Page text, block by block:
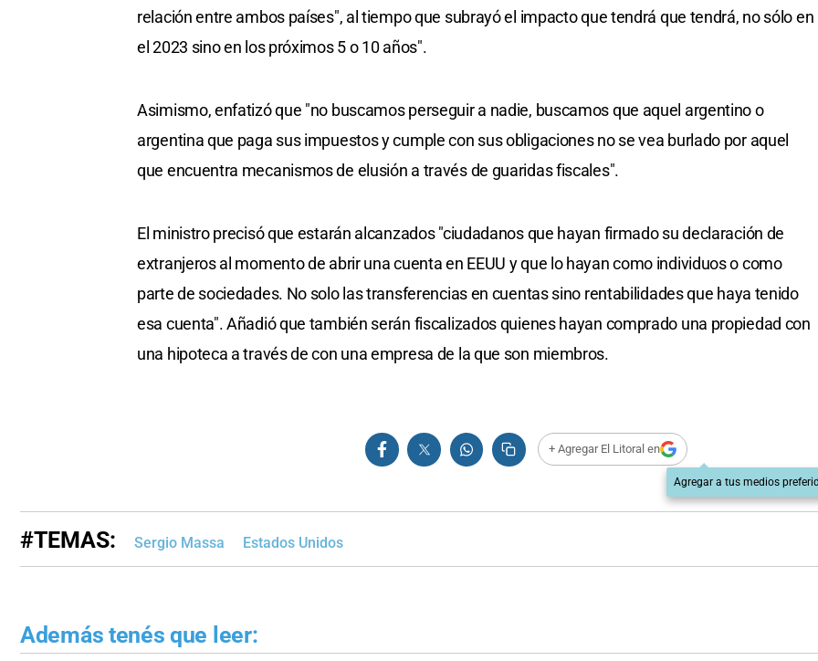
relación entre ambos países", al tiempo que subrayó el impacto que tendrá que tendrá, no sólo en
el 2023 sino en los próximos 5 o 10 años".
Asimismo, enfatizó que "no buscamos perseguir a nadie, buscamos que aquel argentino o
argentina que paga sus impuestos y cumple con sus obligaciones no se vea burlado por aquel
que encuentra mecanismos de elusión a través de guaridas fiscales".
El ministro precisó que estarán alcanzados "ciudadanos que hayan firmado su declaración de
extranjeros al momento de abrir una cuenta en EEUU y que lo hayan como individuos o como
parte de sociedades. No solo las transferencias en cuentas sino rentabilidades que haya tenido
esa cuenta". Añadió que también serán fiscalizados quienes hayan comprado una propiedad con
una hipoteca a través de con una empresa de la que son miembros.
+ Agregar El Litoral en
Agregar a tus medios
#TEMAS: Sergio Massa Estados Unidos
Además tenés que leer: